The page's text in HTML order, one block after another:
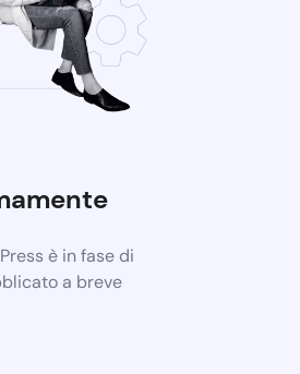
è in fase di
a breve